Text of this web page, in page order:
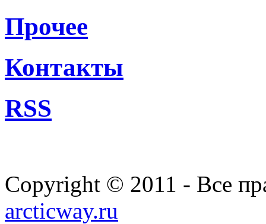
Прочее
Контакты
RSS
Copyright © 2011 - Все
arcticway.ru